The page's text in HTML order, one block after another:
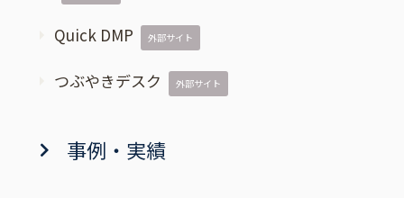
Quick DMP 外部サイト
つぶやきデスク 外部サイト
事例・実績